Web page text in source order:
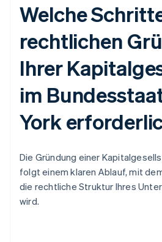
Welche
rechtlichen
Ihrer
im
York
Die Gründung einer
folgt einem klaren Ablauf, mit
die rechtliche Struktur Ihres
wird.